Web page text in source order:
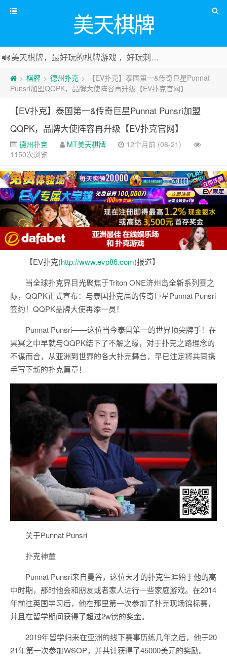
美天棋牌
美天棋牌，最好玩的棋牌游戏 ，好玩刺激可以赚Money，传送门：
> 棋牌 > 德州扑克 >
【EV扑克】泰国第一&传奇巨星Punnat
Punsri加盟QQPK，品牌大使阵容再升级【EV扑克官网】
【EV扑克】泰国第一&传奇巨星Punnat Punsri加盟
QQPK，品牌大使阵容再升级【EV扑克官网】
德州扑克 MT美天棋牌
12个月前 (08-21)
1150次浏览
【EV扑克(http://www.evp86.com)报道】
当全球扑克界目光聚焦于Triton ONE济州岛全新系列赛之
际，QQPK正式宣布：与泰国扑克届的传奇巨星Punnat Punsri
签约！QQPK品牌大使再添一员！
Punnat Punsri——这位当今泰国第一的世界顶尖牌手！在
冥冥之中早就与QQPK结下了不解之缘，对于扑克之路理念的
不谋而合，从亚洲到世界的各大扑克舞台，早已注定将共同携
手写下新的扑克篇章！
关于Punnat Punsri
扑克神童
Punnat Punsri来自曼谷，这位天才的扑克生涯始于他的高
中时期，那时他会和朋友或者家人进行一些家庭游戏。在2014
年前往英国学习后，他在那里第一次参加了扑克现场锦标赛，
并且在留学期间获得了超过2w镑的奖金。
2019年留学归来在亚洲的线下赛事历练几年之后，他于20
21年第一次参加WSOP，并共计获得了45000美元的奖励。